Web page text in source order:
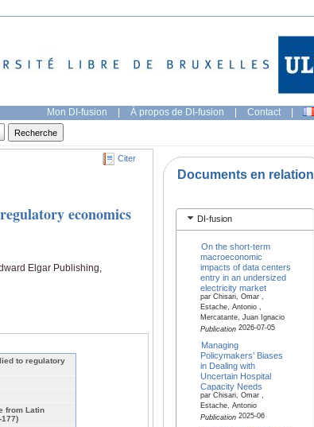
Mon DI-fusion | À propos de DI-fusion | Contact |
Citer
economics
Elgar Publishing,
to regulatory
from Latin
Documents en relation
DI-fusion
On the short-term
macroeconomic
impacts of data centers
entry in an undersized
electricity market
par Chisari, Omar ,
Estache, Antonio ,
Mercatante, Juan Ignacio
Publication2026-07-05
Managing
Policymakers’ Biases
in Dealing with
Uncertain Hospital
Capacity Needs
par Chisari, Omar ,
Estache, Antonio
Publication2025-06